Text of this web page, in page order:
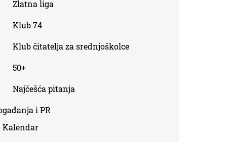
Zlatna liga
Klub 74
Klub čitatelja za srednjoškolce
50+
Najčešća pitanja
i PR
Kalendar